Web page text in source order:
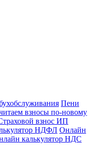
Пени
взносы по-новому
взнос ИП
НДФЛ Онлайн
калькулятор НДС